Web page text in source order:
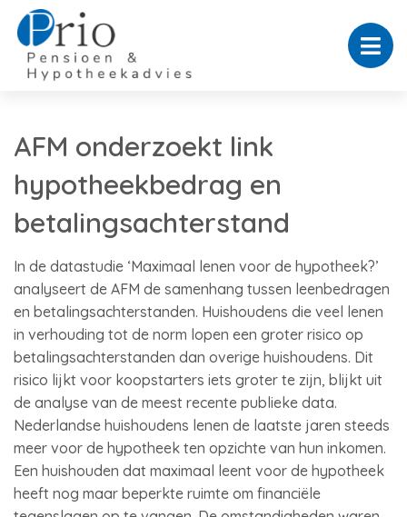
AFM onderzoekt link
hypotheekbedrag en
betalingsachterstand
In de datastudie ‘Maximaal lenen voor de hypotheek?’
analyseert de AFM de samenhang tussen leenbedragen
en betalingsachterstanden. Huishoudens die veel lenen
in verhouding tot de norm lopen een groter risico op
betalingsachterstanden dan overige huishoudens. Dit
risico lijkt voor koopstarters iets groter te zijn, blijkt uit
de analyse van de meest recente publieke data.
Nederlandse huishoudens lenen de laatste jaren steeds
meer voor de hypotheek ten opzichte van hun inkomen.
Een huishouden dat maximaal leent voor de hypotheek
heeft nog maar beperkte ruimte om financiële